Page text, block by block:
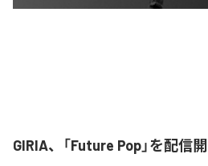
GIRIA、「Future Pop」を配信